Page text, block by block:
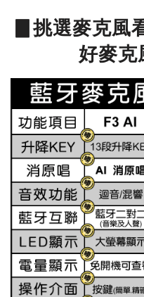
▊挑選麥克風
好麥克